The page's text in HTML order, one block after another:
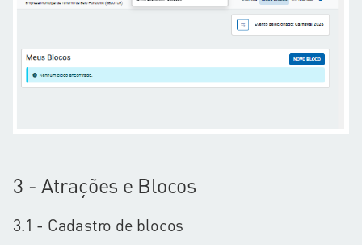
3 - Atrações e Blocos
3.1 - Cadastro de blocos